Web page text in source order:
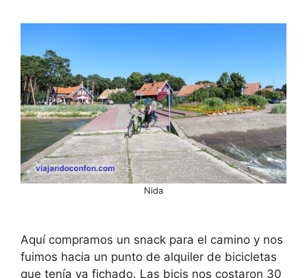
Nida
Aquí compramos un snack para el camino y nos
fuimos hacia un punto de alquiler de bicicletas
que tenía ya fichado. Las bicis nos costaron 30